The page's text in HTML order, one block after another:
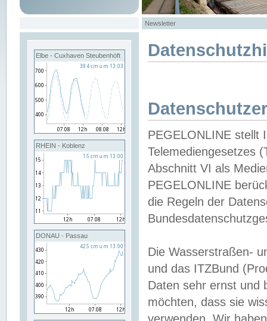
Newsletter
Elbe - Cuxhaven Steubenhöft
RHEIN - Koblenz
DONAU - Passau
PEGELONLINE stellt
Telemediengesetzes
Abschnitt VI als
PEGELONLINE
die Regeln der
Die Wasserstraßen-
und das ITZBund
Daten sehr ernst und
möchten, dass sie